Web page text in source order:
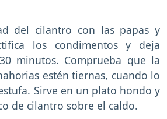
del cilantro con las papas y
los condimentos y deja
minutos. Comprueba que la
estén tiernas, cuando lo
Sirve en un plato hondo y
de cilantro sobre el caldo.